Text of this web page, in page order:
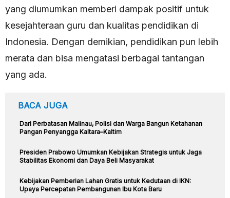
yang diumumkan memberi dampak positif untuk
kesejahteraan guru dan kualitas pendidikan di
Indonesia. Dengan demikian, pendidikan pun lebih
merata dan bisa mengatasi berbagai tantangan
yang ada.
BACA JUGA
Dari Perbatasan Malinau, Polisi dan Warga Bangun Ketahanan
Pangan Penyangga Kaltara–Kaltim
Presiden Prabowo Umumkan Kebijakan Strategis untuk Jaga
Stabilitas Ekonomi dan Daya Beli Masyarakat
Kebijakan Pemberian Lahan Gratis untuk Kedutaan di IKN:
Upaya Percepatan Pembangunan Ibu Kota Baru